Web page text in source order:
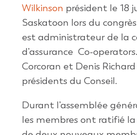
Wilkinson président le 18
Saskatoon lors du
est administrateur de la
d’assurance Co-
Corcoran et Denis
présidents du Conseil.
Durant l’assemblée
les membres ont ratifié